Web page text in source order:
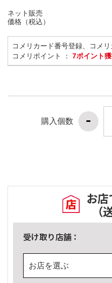
ネット販売
価格（税込）
コメリカード番号登録、コメ
コメリポイント ： 7ポイント
購入個数
お
（
受け取り店舗：
お店を選ぶ